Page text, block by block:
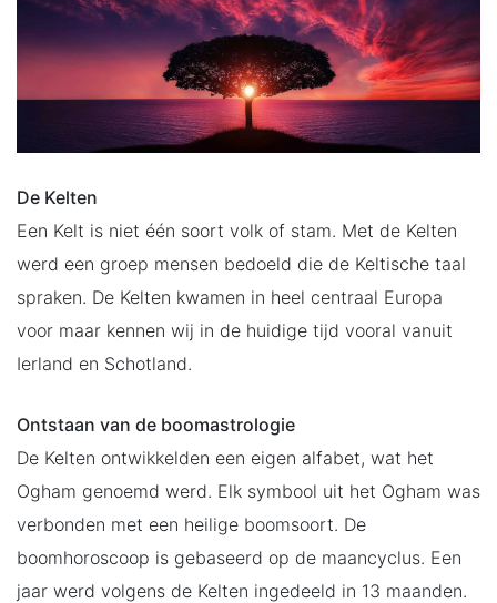
De Kelten
Een Kelt is niet één soort volk of stam. Met de Kelten
werd een groep mensen bedoeld die de Keltische taal
spraken. De Kelten kwamen in heel centraal Europa
voor maar kennen wij in de huidige tijd vooral vanuit
Ierland en Schotland.
Ontstaan van de boomastrologie
De Kelten ontwikkelden een eigen alfabet, wat het
Ogham genoemd werd. Elk symbool uit het Ogham was
verbonden met een heilige boomsoort. De
boomhoroscoop is gebaseerd op de maancyclus. Een
jaar werd volgens de Kelten ingedeeld in 13 maanden.